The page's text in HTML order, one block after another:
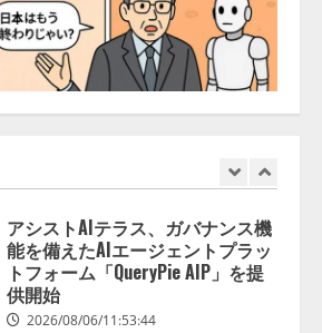
2026/08/06/14:54:32
藤原竜也がAIで組織の改善点を見
抜く！ SKYSEA Client View 新テ
レビCM公開！ 新オプション！ AI
善を支援。 藤原竜也メイキング
動画公開 「もしAIが自分を分析し
ある」「昨年の夏はカブトムシを
捕まえたり、虫と戦ったり…」
2026/08/06/14:54:31
アシストAIテラス、ガバナンス機
能を備えたAIエージェントプラッ
トフォーム「QueryPie AIP」を提
供開始
2026/08/06/11:53:44